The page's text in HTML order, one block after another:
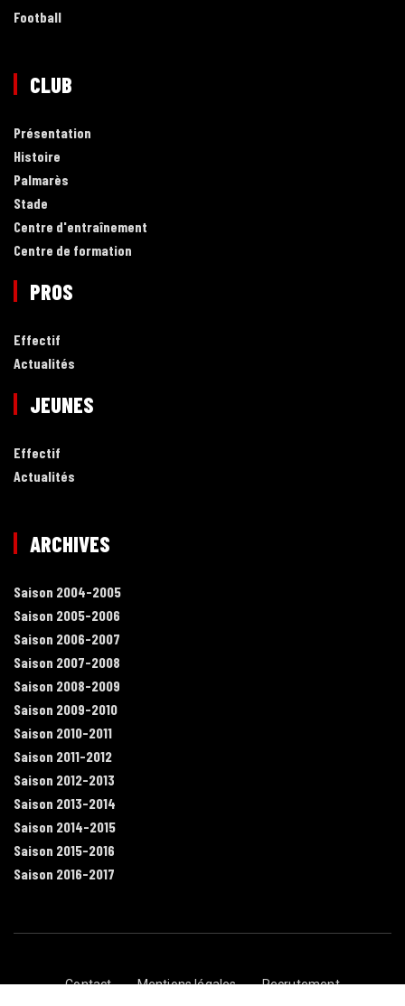
Football
CLUB
Présentation
Histoire
Palmarès
Stade
Centre d'entraînement
Centre de formation
PROS
Effectif
Actualités
JEUNES
Effectif
Actualités
ARCHIVES
Saison 2004-2005
Saison 2005-2006
Saison 2006-2007
Saison 2007-2008
Saison 2008-2009
Saison 2009-2010
Saison 2010-2011
Saison 2011-2012
Saison 2012-2013
Saison 2013-2014
Saison 2014-2015
Saison 2015-2016
Saison 2016-2017
Contact Mentions légales
Recrutement